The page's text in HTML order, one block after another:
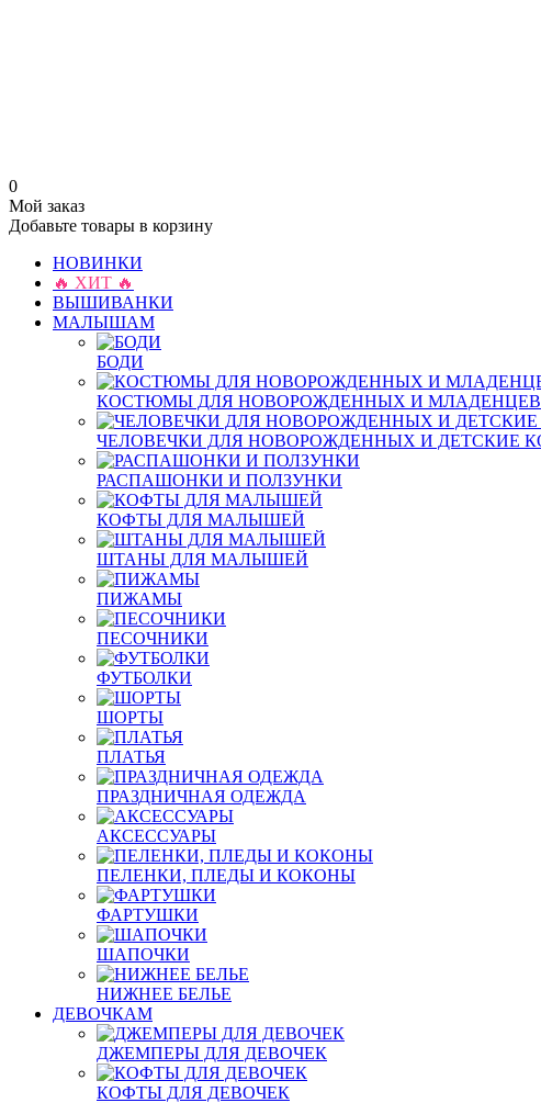
0
Мой заказ
Добавьте товары в корзину
НОВИНКИ
🔥 ХИТ 🔥
ВЫШИВАНКИ
МАЛЫШАМ
БОДИ
КОСТЮМЫ ДЛЯ НОВОРОЖДЕННЫХ И МЛАДЕНЦЕВ
ЧЕЛОВЕЧКИ ДЛЯ НОВОРОЖДЕННЫХ И ДЕТСКИЕ
РАСПАШОНКИ И ПОЛЗУНКИ
КОФТЫ ДЛЯ МАЛЫШЕЙ
ШТАНЫ ДЛЯ МАЛЫШЕЙ
ПИЖАМЫ
ПЕСОЧНИКИ
ФУТБОЛКИ
ШОРТЫ
ПЛАТЬЯ
ПРАЗДНИЧНАЯ ОДЕЖДА
АКСЕССУАРЫ
ПЕЛЕНКИ, ПЛЕДЫ И КОКОНЫ
ФАРТУШКИ
ШАПОЧКИ
НИЖНЕЕ БЕЛЬЕ
ДЕВОЧКАМ
ДЖЕМПЕРЫ ДЛЯ ДЕВОЧЕК
КОФТЫ ДЛЯ ДЕВОЧЕК